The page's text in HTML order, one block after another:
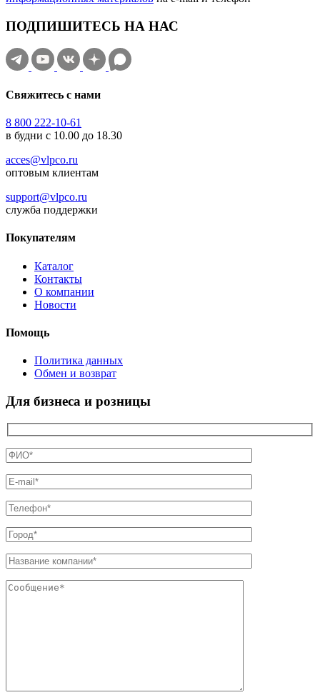
ПОДПИШИТЕСЬ НА НАС
Свяжитесь с нами
8 800 222-10-61
в будни с 10.00 до 18.30
acces@vlpco.ru
оптовым клиентам
support@vlpco.ru
служба поддержки
Покупателям
Каталог
Контакты
О компании
Новости
Помощь
Политика данных
Обмен и возврат
Для бизнеса и розницы